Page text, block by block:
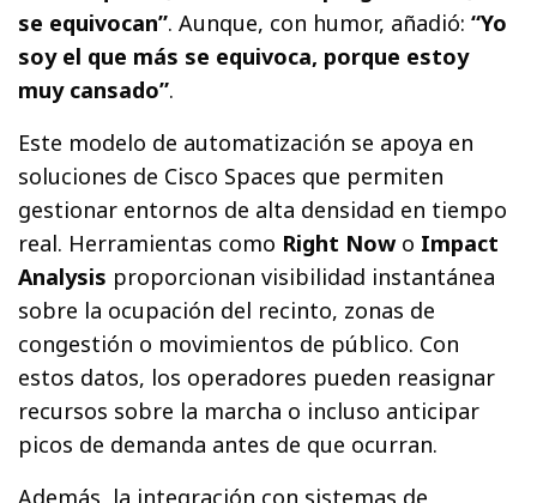
se equivocan”. Aunque, con humor, añadió:“Yo
soy el que más se equivoca, porque estoy
muy cansado”.
Este modelo de automatización se apoya en
soluciones de Cisco Spaces que permiten
gestionar entornos de alta densidad en tiempo
real. Herramientas como Right Nowo Impact
Analysis proporcionan visibilidad instantánea
sobre la ocupación del recinto, zonas de
congestión o movimientos de público. Con
estos datos, los operadores pueden reasignar
recursos sobre la marcha o incluso anticipar
picos de demanda antes de que ocurran.
Además, la integración con sistemas de